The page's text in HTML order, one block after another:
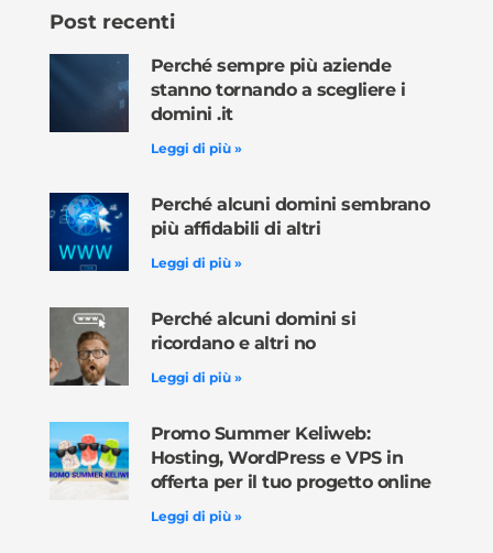
Post recenti
Perché sempre più aziende
stanno tornando a scegliere i
domini .it
Leggi di più »
Perché alcuni domini sembrano
più affidabili di altri
Leggi di più »
Perché alcuni domini si
ricordano e altri no
Leggi di più »
Promo Summer Keliweb:
Hosting, WordPress e VPS in
offerta per il tuo progetto online
Leggi di più »